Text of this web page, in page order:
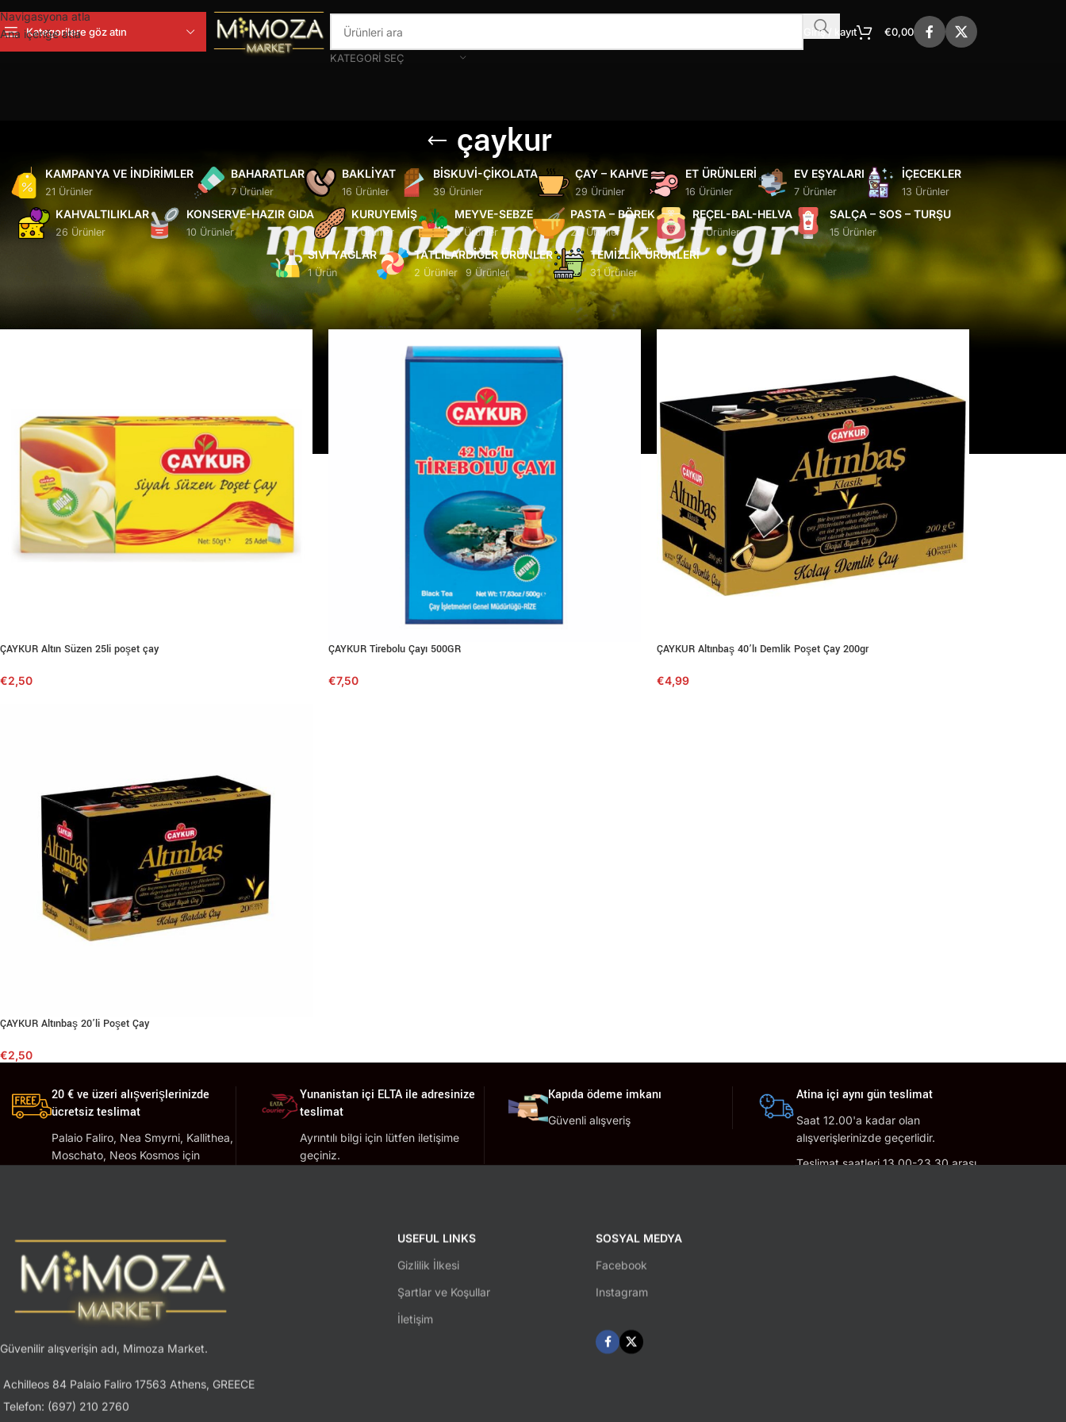
Navigasyona atla
Ana içeriğe atla
Kategorilere göz atın
KATEGORI SEÇ
Giriş / kayıt €0,00
çaykur
KAMPANYA VE İNDIRIMLER
21 Ürünler
BAHARATLAR
7 Ürünler
BAKLIYAT
16 Ürünler
BISKUVI-ÇIKOLATA
39 Ürünler
ÇAY – KAHVE
29 Ürünler
ET ÜRÜNLERI
16 Ürünler
EV EŞYALARI
7 Ürünler
İÇECEKLER
13 Ürünler
KAHVALTILIKLAR
26 Ürünler
KONSERVE-HAZIR GIDA
10 Ürünler
KURUYEMIŞ
5 Ürünler
MEYVE-SEBZE
6 Ürünler
PASTA – BÖREK
20 Ürünler
REÇEL-BAL-HELVA
13 Ürünler
SALÇA – SOS – TURŞU
15 Ürünler
SIVI YAĞLAR
1 Ürün
TATLILAR
2 Ürünler
DIĞER ÜRÜNLER
9 Ürünler
TEMIZLIK ÜRÜNLERI
31 Ürünler
Ürünler “çaykur” olarak etiketlendi Göster 9 24 36
ÇAYKUR Altın Süzen 25li poşet çay
€2,50
ÇAYKUR Tirebolu Çayı 500GR
€7,50
ÇAYKUR Altınbaş 40’lı Demlik Poşet Çay 200gr
€4,99
ÇAYKUR Altınbaş 20’li Poşet Çay
€2,50
20 € ve üzeri alışverişlerinizde
ücretsiz teslimat
Palaio Faliro, Nea Smyrni, Kallithea,
Moschato, Neos Kosmos için
Yunanistan içi ELTA ile adresinize
teslimat
Ayrıntılı bilgi için lütfen iletişime
geçiniz.
Kapıda ödeme imkanı
Güvenli alışveriş
Atina içi aynı gün teslimat
Saat 12.00'a kadar olan
alışverişlerinizde geçerlidir.
Teslimat saatleri 13.00-23.30 arası
Güvenilir alışverişin adı, Mimoza Market.
Achilleos 84 Palaio Faliro 17563 Athens, GREECE
Telefon: (697) 210 2760
USEFUL LINKS
Gizlilik İlkesi
Şartlar ve Koşullar
İletişim
SOSYAL MEDYA
Facebook
Instagram